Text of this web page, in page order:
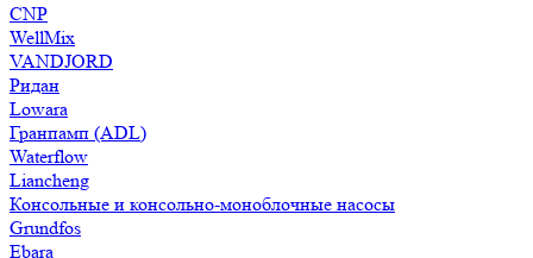
CNP
WellMix
VANDJORD
Ридан
Lowara
Гранпамп (ADL)
Waterflow
Liancheng
Консольные и консольно-моноблочные насосы
Grundfos
Ebara